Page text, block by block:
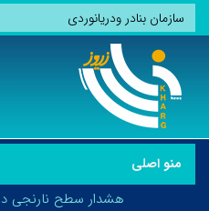
منو اصلی
هشدار سطح نارنجی